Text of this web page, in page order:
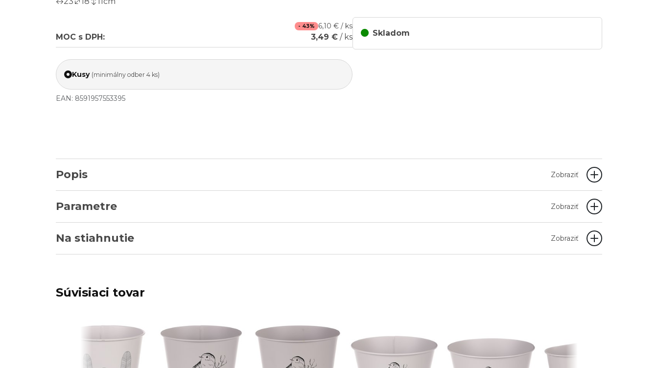
- 43% 6,10 € / ks
MOC s DPH: 3,49 € / ks
Kusy (minimálny odber 4 ks)
EAN: 8591957553395
Skladom
Popis Zobraziť
Parametre Zobraziť
Na stiahnutie Zobraziť
Súvisiaci tovar